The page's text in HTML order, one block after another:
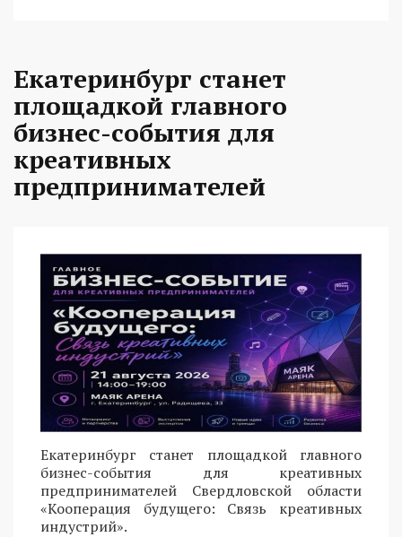
Екатеринбург станет
площадкой главного
бизнес-события для
креативных
предпринимателей
Екатеринбург станет площадкой главного
бизнес-события для креативных
предпринимателей Свердловской области
«Кооперация будущего: Связь креативных
индустрий».